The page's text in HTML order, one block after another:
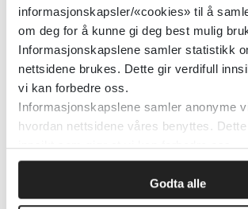
informasjonskapsler/«cookies» til å
om deg for å kunne gi deg best mulig
Informasjonskapslene samler statistikk
nettsidene brukes. Dette gir verdifull
vi kan forbedre oss.
Informasjonskapslene samler anonyme
hvordan nettsidene våres benyttes.
innsikt som gjør at vi kan forbedre oss.
Godta alle
Råd om munnhelse til
med alvorlig psykisk
Cochrane Library 2016